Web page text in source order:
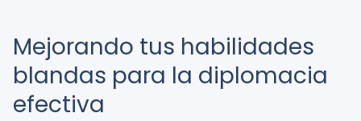
Mejorando tus habilidades
blandas para la diplomacia
efectiva